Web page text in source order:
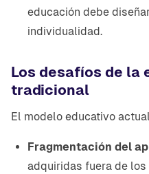
educación debe
individualidad.
Los desafíos de la
tradicional
El modelo educativo
Fragmentación del
adquiridas fuera de